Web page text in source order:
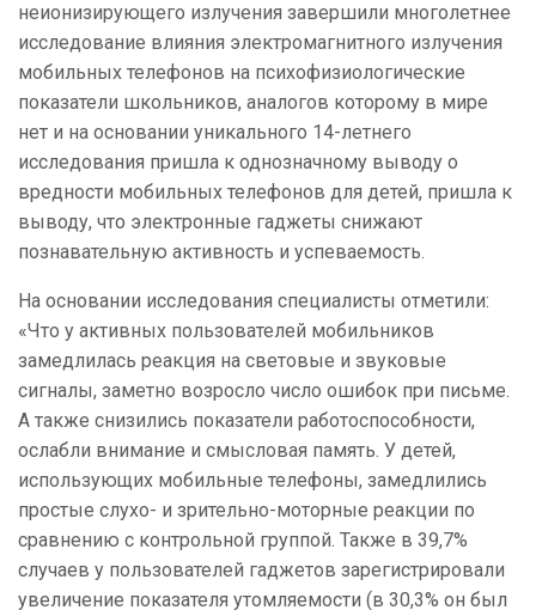
неионизирующего излучения завершили многолетнее
исследование влияния электромагнитного излучения
мобильных телефонов на психофизиологические
показатели школьников, аналогов которому в мире
нет и на основании уникального 14-летнего
исследования пришла к однозначному выводу о
вредности мобильных телефонов для детей, пришла к
выводу, что электронные гаджеты снижают
познавательную активность и успеваемость.
На основании исследования специалисты отметили:
«Что у активных пользователей мобильников
замедлилась реакция на световые и звуковые
сигналы, заметно возросло число ошибок при письме.
А также снизились показатели работоспособности,
ослабли внимание и смысловая память. У детей,
использующих мобильные телефоны, замедлились
простые слухо- и зрительно-моторные реакции по
сравнению с контрольной группой. Также в 39,7%
случаев у пользователей гаджетов зарегистрировали
увеличение показателя утомляемости (в 30,3% он был